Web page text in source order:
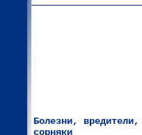
Болезни, вредители,
сорняки